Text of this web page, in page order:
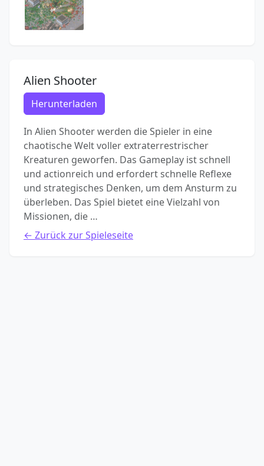
Alien Shooter
Herunterladen
In Alien Shooter werden die Spieler in eine
chaotische Welt voller extraterrestrischer
Kreaturen geworfen. Das Gameplay ist schnell
und actionreich und erfordert schnelle Reflexe
und strategisches Denken, um dem Ansturm zu
überleben. Das Spiel bietet eine Vielzahl von
Missionen, die …
← Zurück zur Spieleseite